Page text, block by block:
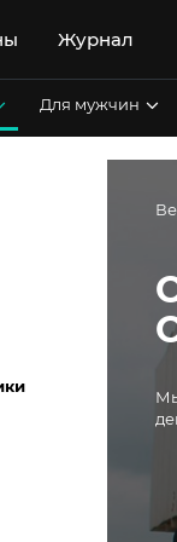
Журнал
Для мужчин